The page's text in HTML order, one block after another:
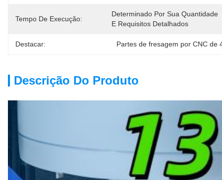
Tempo De Execução:
Determinado Por Sua Quantidade
E Requisitos Detalhados
Destacar: Partes de fresagem por CNC de
Descrição Do Produto